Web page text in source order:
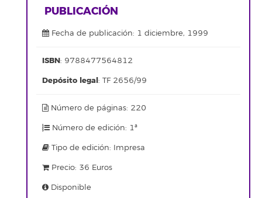
PUBLICACIÓN
Fecha de publicación: 1 diciembre, 1999
ISBN: 9788477564812
Depósito legal: TF 2656/99
Número de páginas: 220
Número de edición: 1ª
Tipo de edición: Impresa
Precio: 36 Euros
Disponible